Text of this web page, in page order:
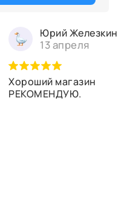
Юрий Железкин
13 апреля
Хороший магазин
РЕКОМЕНДУЮ.